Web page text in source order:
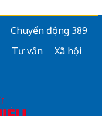
Chuyển động 389
Tư vấn
Xã hội